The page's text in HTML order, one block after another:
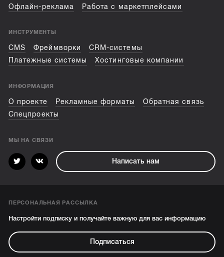
Офлайн-реклама
Работа с маркетплейсами
ИНСТРУМЕНТЫ
CMS Фреймворки
CRM-системы
Платежные системы
Хостинговые компании
ИНФОРМАЦИЯ
О проекте Рекламные форматы
Обратная связь
Спецпроекты
МЫ НА СВЯЗИ
Написать нам
ПЕРСОНАЛЬНАЯ РАССЫЛКА
Настройти подписку и получайте важную для вас информацию
Подписаться